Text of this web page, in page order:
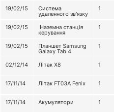
19/02/15
Система
удаленного зв'язку
1
19/02/15
Наземна станція
керування
1
19/02/15
Планшет Samsung
Galaxy Tab 4
1
02/12/14
Літак Х8 1
17/11/14
Літак FT03A Fenix 1
17/11/14
Акумулятори 1